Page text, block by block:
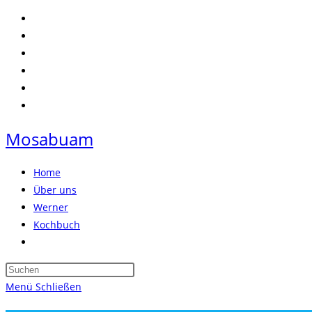
Zum
Inhalt
springen
Mosabuam
Home
Über uns
Werner
Kochbuch
umschalten
Press
Menü Schließen